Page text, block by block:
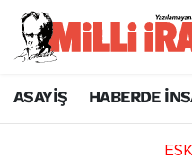
ASAYİŞ HABERDE